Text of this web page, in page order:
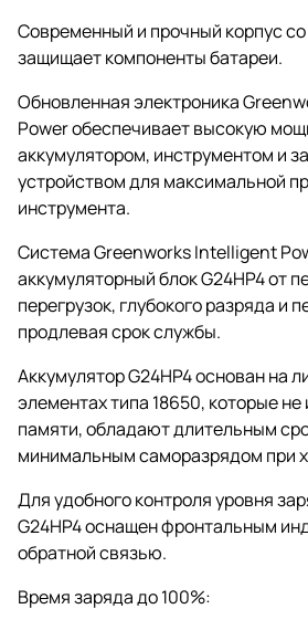
Современный и прочный корпус
защищает компоненты батареи.
Обновленная электроника
Power обеспечивает высокую
аккумулятором, инструментом и
устройством для максимальной
инструмента.
Система Greenworks Intelligent
аккумуляторный блок G24HP4 от
перегрузок, глубокого разряда и
продлевая срок службы.
Аккумулятор G24HP4 основан на
элементах типа 18650, которые
памяти, обладают длительным
минимальным саморазрядом при
Для удобного контроля уровня
G24HP4 оснащен фронтальным
обратной связью.
Время заряда до 100%: